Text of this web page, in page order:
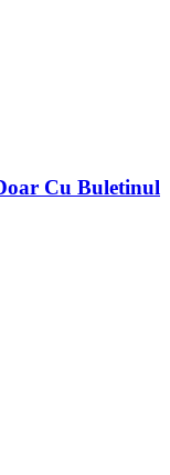
Cu Buletinul